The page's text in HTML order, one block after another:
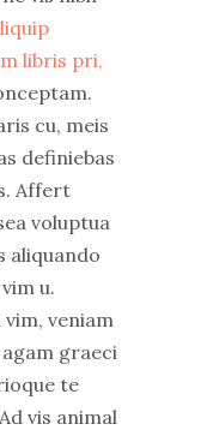
libris pri,
cu, meis
definiebas
Affert
voluptua
aliquando
u.
veniam
graeci
te
vis animal